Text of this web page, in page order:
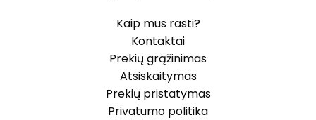
Kaip mus rasti?
Kontaktai
Prekių grąžinimas
Atsiskaitymas
Prekių pristatymas
Privatumo politika